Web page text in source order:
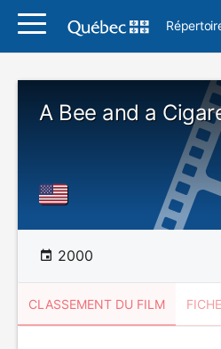
A Bee and a
2000
CLASSEMENT DU FILM